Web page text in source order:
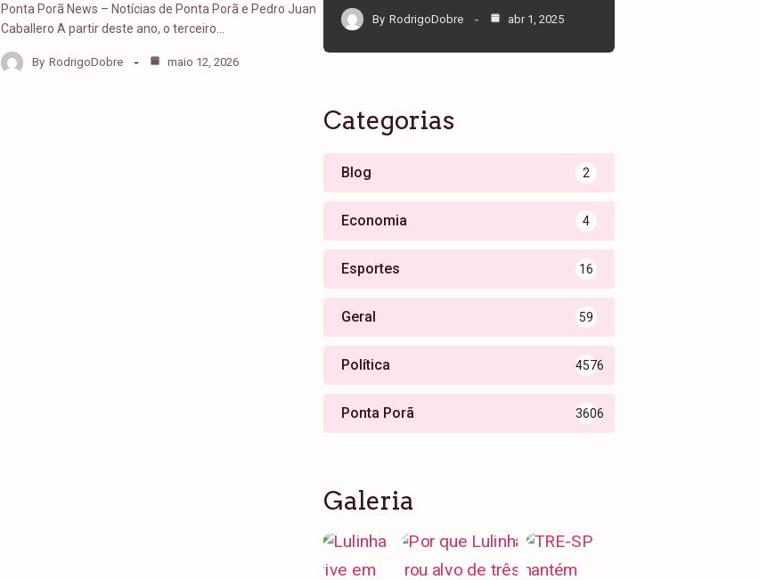
Ponta Porã News – Notícias de Ponta Porã e Pedro Juan
Caballero A partir deste ano, o terceiro…
By RodrigoDobre maio 12, 2026
By RodrigoDobre abr 1, 2025
Categorias
Blog 2
Economia 4
Esportes 16
Geral 59
Política 4576
Ponta Porã 3606
Galeria